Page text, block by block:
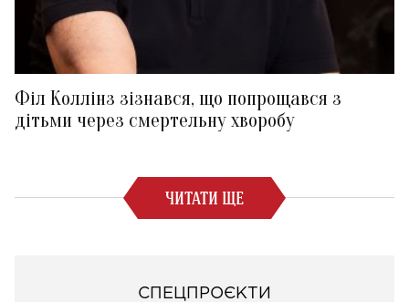
Філ Коллінз зізнався, що попрощався з
дітьми через смертельну хворобу
ЧИТАТИ ЩЕ
СПЕЦПРОЄКТИ